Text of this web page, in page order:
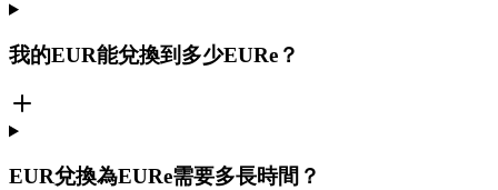
我的EUR能兌換到多少EURe？
EUR兌換為EURe需要多長時間？